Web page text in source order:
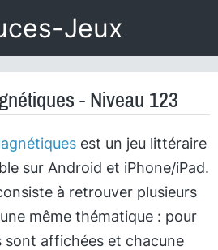
Jeux
- Niveau 123
est un jeu littéraire
sur Android et iPhone/iPad.
à retrouver plusieurs
même thématique : pour
sont affichées et chacune